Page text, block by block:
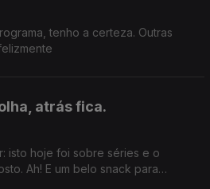
tenho a certeza. Outras
atrás fica.
isto hoje foi sobre séries e o
Ah! E um belo snack para